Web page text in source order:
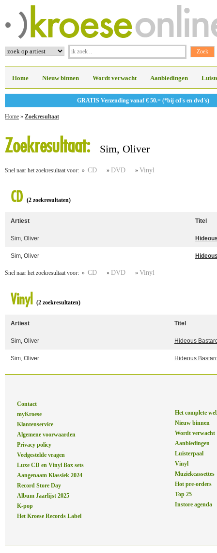
Home Nieuw binnen Wordt verwacht Aanbiedingen
GRATIS Verzending vanaf € 50.= (*bij cd's en dvd's)
Home » Zoekresultaat
Zoekresultaat: Sim, Oliver
Snel naar het zoekresultaat voor: » CD » DVD » Vinyl
CD (2 zoekresultaten)
Artiest Titel
Sim, Oliver
Sim, Oliver
Snel naar het zoekresultaat voor: » CD » DVD » Vinyl
Vinyl (2 zoekresultaten)
Artiest Titel
Sim, Oliver Hideous
Sim, Oliver Hideous
Contact
myKroese
Klantenservice
Algemene voorwaarden
Privacy policy
Veelgestelde vragen
Luxe CD en Vinyl Box sets
Aangenaam Klassiek 2024
Record Store Day
Album Jaarlijst 2025
K-pop
Het Kroese Records Label
Het complete
Nieuw binnen
Wordt verwacht
Aanbiedingen
Luisterpaal
Vinyl
Muziekcassettes
Hot pre-orders
Top 25
Instore agenda